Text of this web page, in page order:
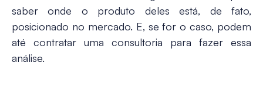
saber onde o produto deles está, de fato,
posicionado no mercado. E, se for o caso, podem
até contratar uma consultoria para fazer essa
análise.